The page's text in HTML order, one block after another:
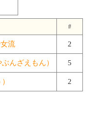
#
流 2
んざえもん） 5
2